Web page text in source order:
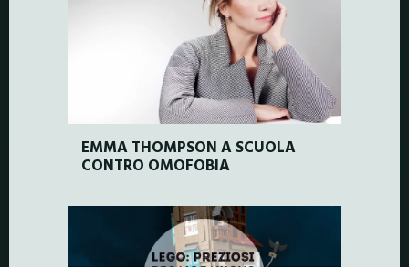
EMMA THOMPSON A SCUOLA
CONTRO OMOFOBIA